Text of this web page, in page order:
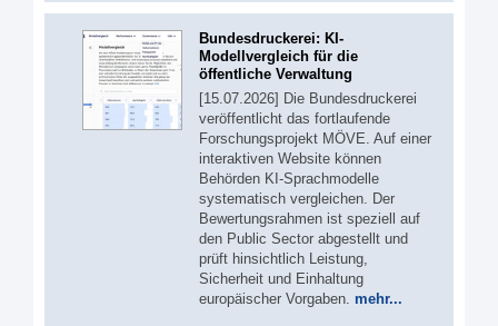
Bundesdruckerei: KI-
Modellvergleich für die
öffentliche Verwaltung
[15.07.2026] Die Bundesdruckerei
veröffentlicht das fortlaufende
Forschungsprojekt MÖVE. Auf einer
interaktiven Website können
Behörden KI-Sprachmodelle
systematisch vergleichen. Der
Bewertungsrahmen ist speziell auf
den Public Sector abgestellt und
prüft hinsichtlich Leistung,
Sicherheit und Einhaltung
europäischer Vorgaben. mehr...